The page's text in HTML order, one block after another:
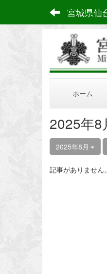
宮城県仙
ホーム
2025年8
2025年8月
記事がありません。